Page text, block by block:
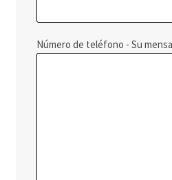
Número de teléfono - Su